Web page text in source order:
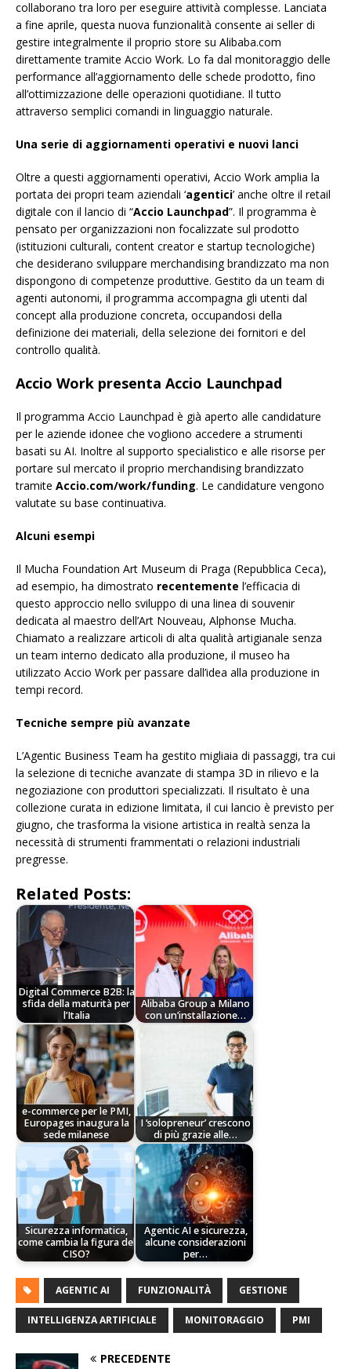
collaborano tra loro per eseguire attività complesse. Lanciata
a fine aprile, questa nuova funzionalità consente ai seller di
gestire integralmente il proprio store su Alibaba.com
direttamente tramite Accio Work. Lo fa dal monitoraggio delle
performance all’aggiornamento delle schede prodotto, fino
all’ottimizzazione delle operazioni quotidiane. Il tutto
attraverso semplici comandi in linguaggio naturale.
Una serie di aggiornamenti operativi e nuovi lanci
Oltre a questi aggiornamenti operativi, Accio Work amplia la
portata dei propri team aziendali ‘agentici’ anche oltre il retail
digitale con il lancio di “Accio Launchpad”. Il programma è
pensato per organizzazioni non focalizzate sul prodotto
(istituzioni culturali, content creator e startup tecnologiche)
che desiderano sviluppare merchandising brandizzato ma non
dispongono di competenze produttive. Gestito da un team di
agenti autonomi, il programma accompagna gli utenti dal
concept alla produzione concreta, occupandosi della
definizione dei materiali, della selezione dei fornitori e del
controllo qualità.
Accio Work presenta Accio Launchpad
Il programma Accio Launchpad è già aperto alle candidature
per le aziende idonee che vogliono accedere a strumenti
basati su AI. Inoltre al supporto specialistico e alle risorse per
portare sul mercato il proprio merchandising brandizzato
tramite Accio.com/work/funding. Le candidature vengono
valutate su base continuativa.
Alcuni esempi
Il Mucha Foundation Art Museum di Praga (Repubblica Ceca),
ad esempio, ha dimostrato recentemente l’efficacia di
questo approccio nello sviluppo di una linea di souvenir
dedicata al maestro dell’Art Nouveau, Alphonse Mucha.
Chiamato a realizzare articoli di alta qualità artigianale senza
un team interno dedicato alla produzione, il museo ha
utilizzato Accio Work per passare dall’idea alla produzione in
tempi record.
Tecniche sempre più avanzate
L’Agentic Business Team ha gestito migliaia di passaggi, tra cui
la selezione di tecniche avanzate di stampa 3D in rilievo e la
negoziazione con produttori specializzati. Il risultato è una
collezione curata in edizione limitata, il cui lancio è previsto per
giugno, che trasforma la visione artistica in realtà senza la
necessità di strumenti frammentati o relazioni industriali
pregresse.
Related Posts:
Digital Commerce B2B: la
sfida della maturità per
l’Italia
Alibaba Group a Milano
con un’installazione…
e-commerce per le PMI,
Europages inaugura la
sede milanese
I ‘solopreneur’ crescono
di più grazie alle…
Sicurezza informatica,
come cambia la figura del
CISO?
Agentic AI e sicurezza,
alcune considerazioni
per…
AGENTIC AI FUNZIONALITÀ GESTIONE
INTELLIGENZA ARTIFICIALE MONITORAGGIO PMI
PRECEDENTE